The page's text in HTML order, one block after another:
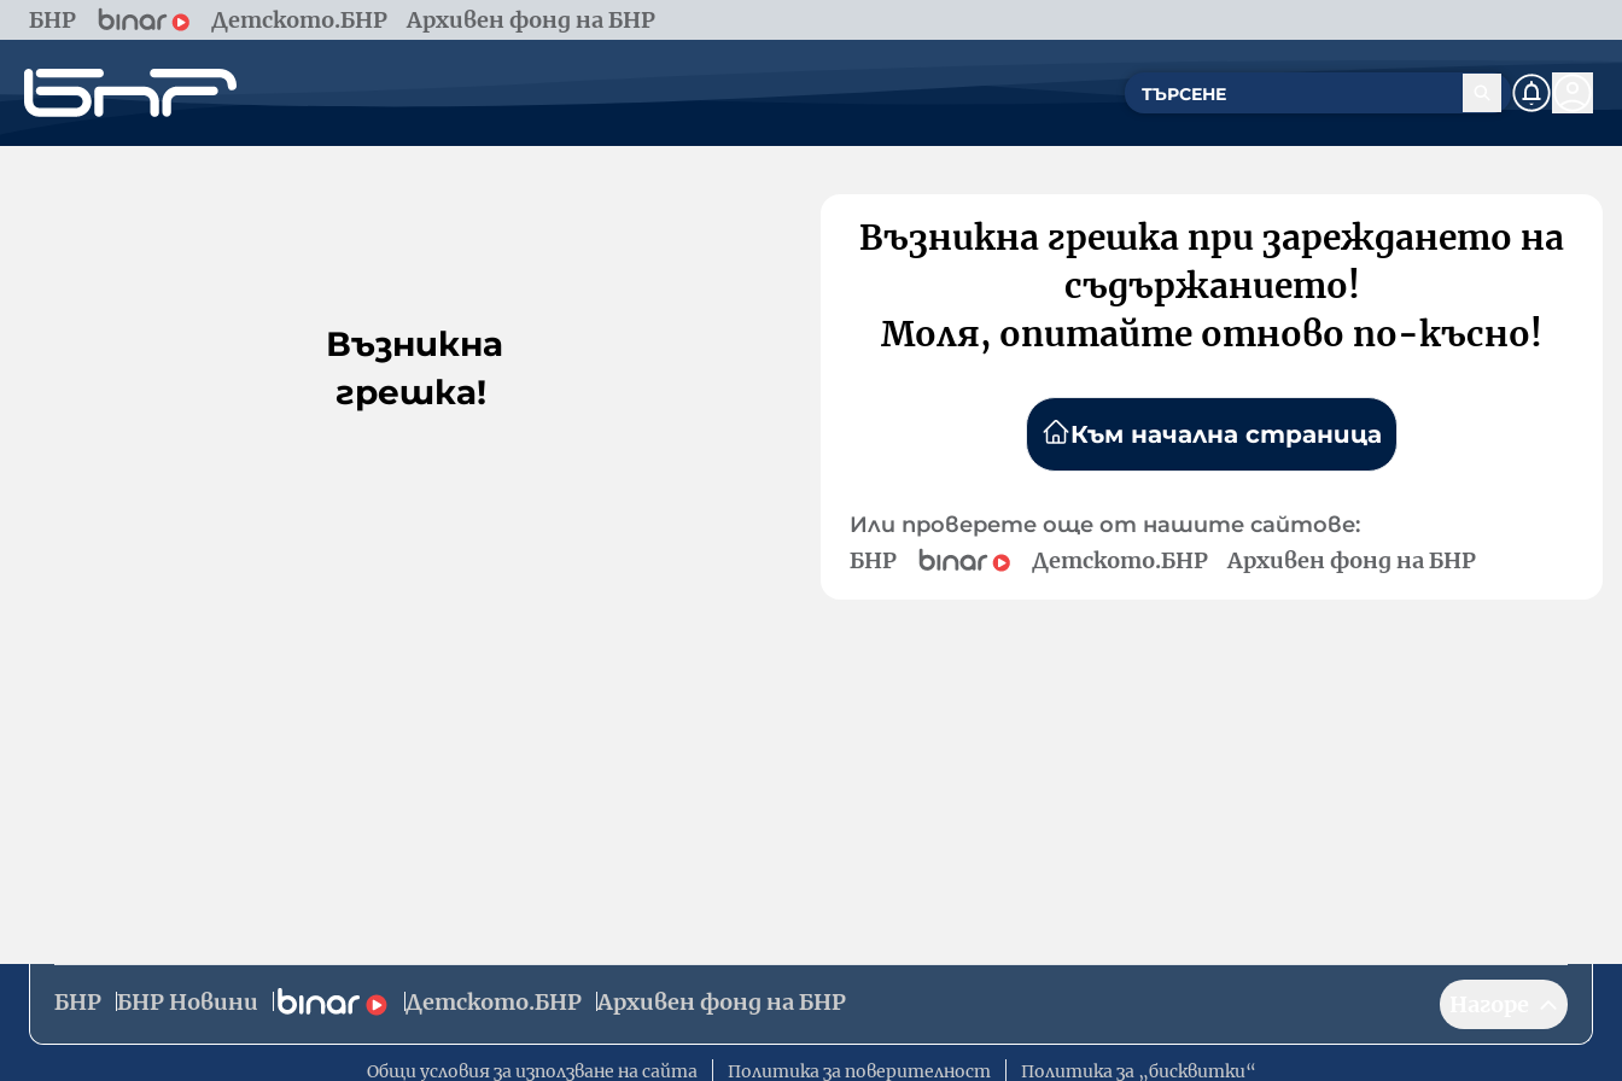
БНР Детското.БНР Архивен фонд на БНР
Възникна
грешка!
Възникна грешка при зареждането на
съдържанието!
Моля, опитайте отново по-късно!
Към начална страница
Или проверете още от нашите сайтове:
БНР Детското.БНР Архивен фонд на БНР
БНР БНР Новини Детското.БНР Архивен фонд на БНР
Общи условия за използване на сайта Политика за поверителност Политика за „бисквитки“